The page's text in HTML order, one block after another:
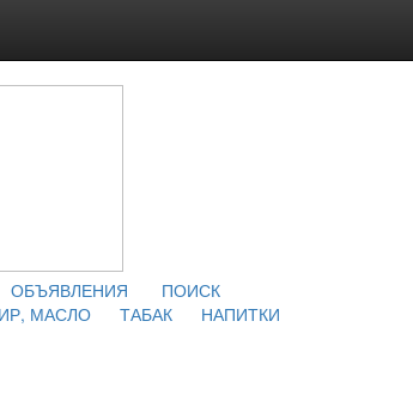
ОБЪЯВЛЕНИЯ
ПОИСК
МАСЛО ТАБАК
НАПИТКИ